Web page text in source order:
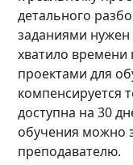
детального
заданиями
хватило времени
проектами для
компенсируется
доступна на 30
обучения можно
преподавателю.